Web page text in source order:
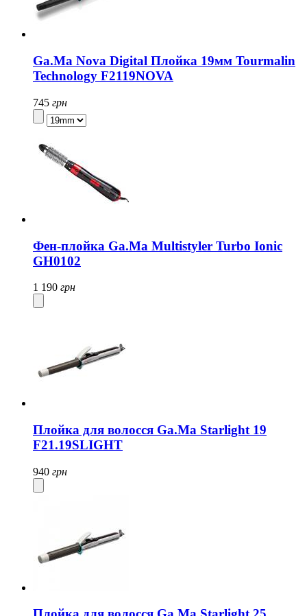
Ga.Ma Nova Digital Плойка 19мм Tourmalin
Technology F2119NOVA
745 грн
Фен-плойка Ga.Ma Multistyler Turbo Ionic
GH0102
1 190 грн
Плойка для волосся Ga.Ma Starlight 19
F21.19SLIGHT
940 грн